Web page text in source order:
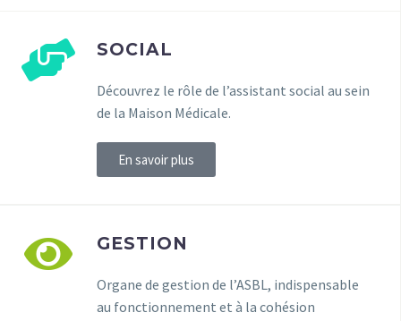
SOCIAL
Découvrez le rôle de l’assistant social au sein
de la Maison Médicale.
En savoir plus
GESTION
Organe de gestion de l’ASBL, indispensable
au fonctionnement et à la cohésion